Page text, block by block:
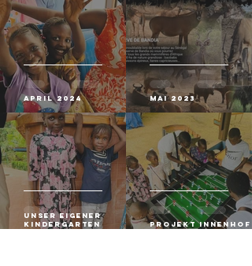
April 2024 Mai 2023
Unser eigener
Kindergarten
Projekt Innenhof